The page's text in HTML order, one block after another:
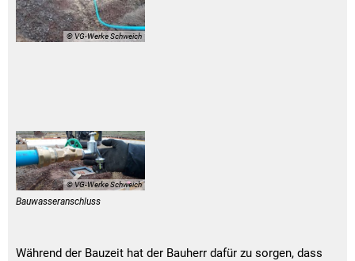
© VG-Werke Schweich
© VG-Werke Schweich
Bauwasseranschluss
Während der Bauzeit hat der Bauherr dafür zu sorgen, dass